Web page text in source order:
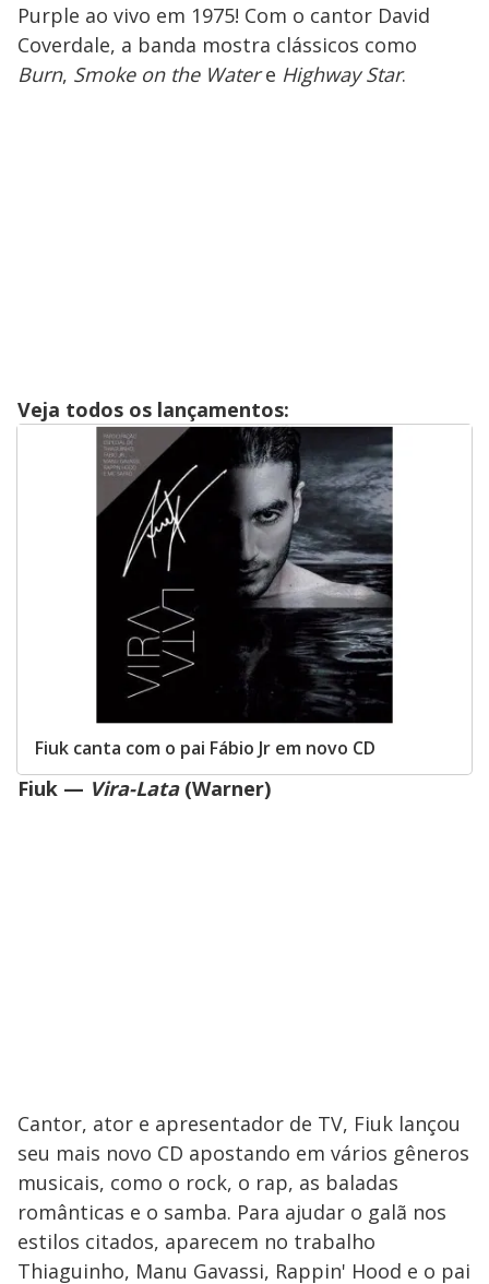
Purple ao vivo em 1975! Com o cantor David
Coverdale, a banda mostra clássicos como
Burn, Smoke on the Watere Highway Star.
Veja todos os lançamentos:
Fiuk canta com o pai Fábio Jr em novo CD
Fiuk — Vira-Lata(Warner)
Cantor, ator e apresentador de TV, Fiuk lançou
seu mais novo CD apostando em vários gêneros
musicais, como o rock, o rap, as baladas
românticas e o samba. Para ajudar o galã nos
estilos citados, aparecem no trabalho
Thiaguinho, Manu Gavassi, Rappin' Hood e o pai